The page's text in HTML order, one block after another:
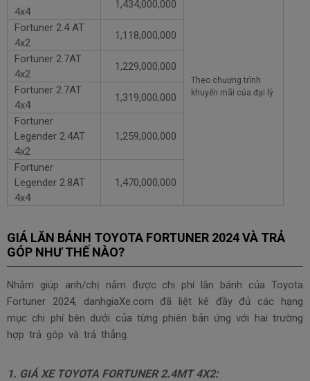
Theo chương trình
khuyến mãi của đại lý
4x4
1,434,000,000
Fortuner 2.4 AT
4x2
1,118,000,000
Fortuner 2.7AT
4x2
1,229,000,000
Fortuner 2.7AT
4x4
1,319,000,000
Fortuner
Legender 2.4AT
4x2
1,259,000,000
Fortuner
Legender 2.8AT
4x4
1,470,000,000
GIÁ LĂN BÁNH TOYOTA FORTUNER 2024 VÀ TRẢ
GÓP NHƯ THẾ NÀO?
Nhằm giúp anh/chị nắm được chi phí lăn bánh của Toyota
Fortuner 2024, danhgiaXe.com đã liệt kê đầy đủ các hạng
mục chi phí bên dưới của từng phiên bản ứng với hai trường
hợp trả góp và trả thẳng.
1. GIÁ XE TOYOTA FORTUNER 2.4MT 4X2: